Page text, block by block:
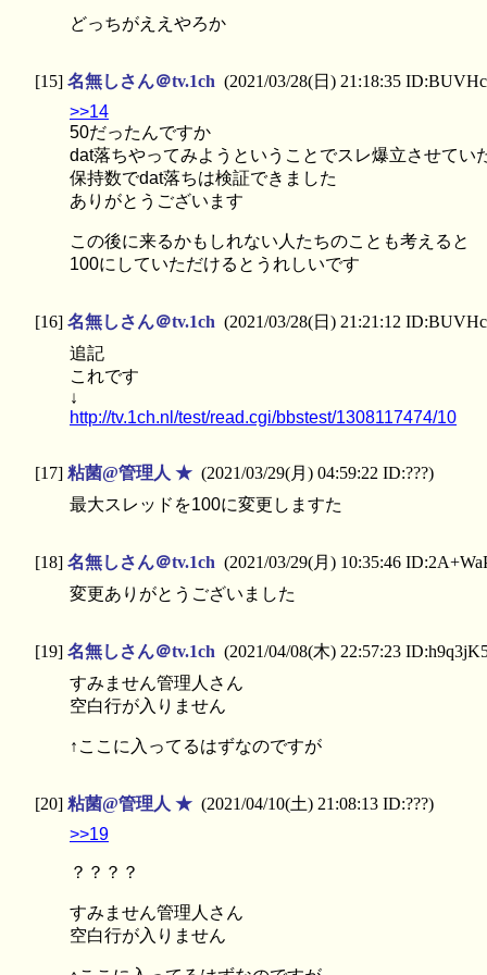
どっちがええやろか
[15] 名無しさん＠tv.1ch (2021/03/28(日) 21:18:35
>>14
50だったんですか
dat落ちやってみようということでスレ爆立させてい
保持数でdat落ちは検証できました
ありがとうございます
この後に来るかもしれない人たちのことも考えると
100にしていただけるとうれしいです
[16] 名無しさん＠tv.1ch (2021/03/28(日) 21:21:12
追記
これです
↓
http://tv.1ch.nl/test/read.cgi/bbstest/1308117474/10
[17] 粘菌@管理人 ★ (2021/03/29(月) 04:59:22 ID:???)
最大スレッドを100に変更しますた
[18] 名無しさん＠tv.1ch (2021/03/29(月) 10:35:46
変更ありがとうございました
[19] 名無しさん＠tv.1ch (2021/04/08(木) 22:57:23
すみません管理人さん
空白行が入りません
↑ここに入ってるはずなのですが
[20] 粘菌@管理人 ★ (2021/04/10(土) 21:08:13 ID:???)
>>19
？？？？
すみません管理人さん
空白行が入りません